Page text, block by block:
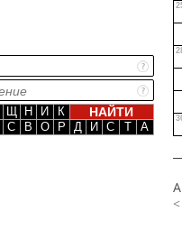
Щ Н И
К
С В О Р Д И С Т А
<